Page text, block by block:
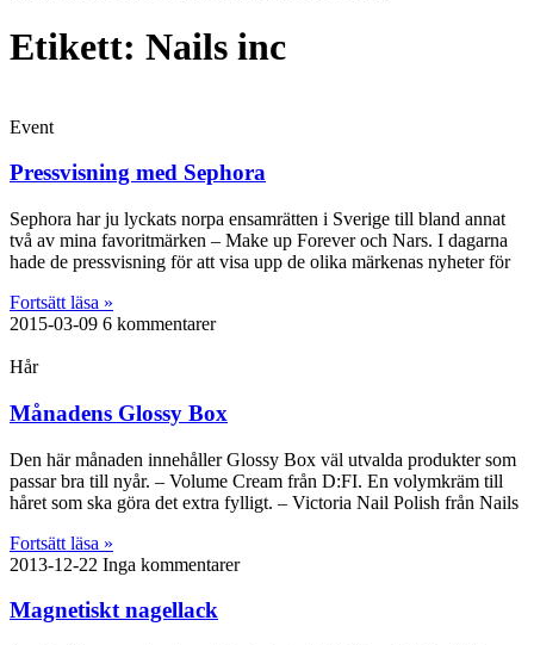
Etikett: Nails inc
Event
Pressvisning med Sephora
Sephora har ju lyckats norpa ensamrätten i Sverige till bland annat
två av mina favoritmärken – Make up Forever och Nars. I dagarna
hade de pressvisning för att visa upp de olika märkenas nyheter för
Fortsätt läsa »
2015-03-09 6 kommentarer
Hår
Månadens Glossy Box
Den här månaden innehåller Glossy Box väl utvalda produkter som
passar bra till nyår. – Volume Cream från D:FI. En volymkräm till
håret som ska göra det extra fylligt. – Victoria Nail Polish från Nails
Fortsätt läsa »
2013-12-22 Inga kommentarer
Magnetiskt nagellack